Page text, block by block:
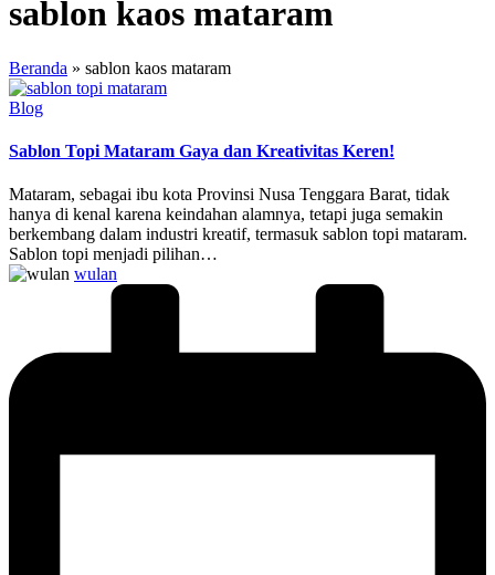
sablon kaos mataram
Beranda » sablon kaos mataram
Posted
Blog
Sablon Topi Mataram Gaya dan Kreativitas Keren!
Mataram, sebagai ibu kota Provinsi Nusa Tenggara Barat, tidak
hanya di kenal karena keindahan alamnya, tetapi juga semakin
berkembang dalam industri kreatif, termasuk sablon topi mataram.
Sablon topi menjadi pilihan…
Posted
wulan